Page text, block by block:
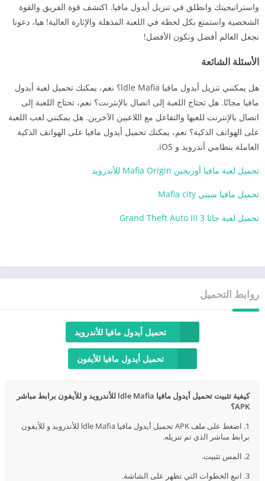
واستراتيجيتك وانطلق في تنزيل أيدول مافيا. اكتشف قوة الفريق والقوة
الشخصية واستمتع بكل لحظة في اللعبة المذهلة والإثارة العالية! هيا، دعونا
نجعل العالم أفضل ونكون الأفضل!
الأسئلة الشائعة
هل يمكنني تنزيل أيدول مافيا ldle Mafia؟ نعم، يمكنك تحميل لعبة أيدول
مافيا مجانًا. هل تحتاج اللعبة إلى اتصال بالإنترنت؟ نعم، تحتاج اللعبة إلى
اتصال بالإنترنت للعبها والتفاعل مع اللاعبين الآخرين. هل يمكنني لعب اللعبة
على الهواتف الذكية؟ نعم، يمكنك تحميل أيدول مافيا على الهواتف الذكية
العاملة بنظامي أندرويد و iOS.
تحميل لعبة مافيا أوريجين Mafia Origin للأندرويد
تحميل مافيا سيتي Mafia city
تحميل لعبة جاتا 3 Grand Theft Auto III
روابط التحميل
تحميل أيدول مافيا للأندرويد
تحميل أيدول مافيا للأيفون
كيفية تثبيت تحميل أيدول مافيا ldle Mafia للأندرويد و للأيفون برابط مباشر
APK؟
1. اضغط على ملف APK تحميل أيدول مافيا ldle Mafia للأندرويد و للأيفون
برابط مباشر الذي تم تنزيله.
2. المس تثبيت.
3. اتبع الخطوات التي تظهر على الشاشة.